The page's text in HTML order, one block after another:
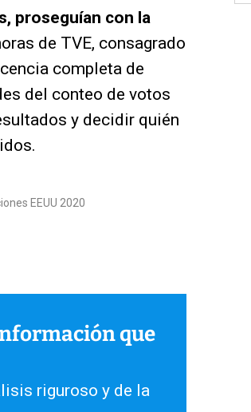
proseguían con la
de TVE, consagrado
completa de
del conteo de votos
y decidir quién
EEUU 2020
que
riguroso y de la